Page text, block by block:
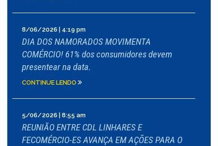
8/06/2026 | 4:19 pm
DIA DOS NAMORADOS MOVIMENTA
COMÉRCIO! 61% dos consumidores devem
presentear na data.
CONTINUE LENDO
5/06/2026 | 8:55 am
REUNIÃO ENTRE CDL LINHARES E
FECOMÉRCIO-ES AVANÇA EM AÇÕES PARA O